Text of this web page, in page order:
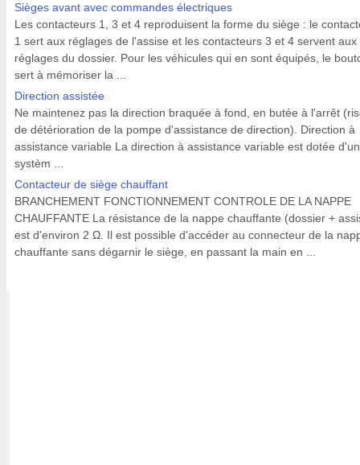
Sièges avant avec commandes électriques
Les contacteurs 1, 3 et 4 reproduisent la forme du siège : le
1 sert aux réglages de l'assise et les contacteurs 3 et 4 servent aux
réglages du dossier. Pour les véhicules qui en sont équipés, le
sert à mémoriser la ...
Direction assistée
Ne maintenez pas la direction braquée à fond, en butée à l'arrêt
de détérioration de la pompe d'assistance de direction). Direction à
assistance variable La direction à assistance variable est dotée d'un
systèm ...
Contacteur de siège chauffant
BRANCHEMENT FONCTIONNEMENT CONTROLE DE LA NAPPE
CHAUFFANTE La résistance de la nappe chauffante (dossier +
est d'environ 2 Ω. Il est possible d'accéder au connecteur de la
chauffante sans dégarnir le siège, en passant la main en ...